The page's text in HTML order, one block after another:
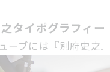
タイポグラフィー
ーブには『別府史之